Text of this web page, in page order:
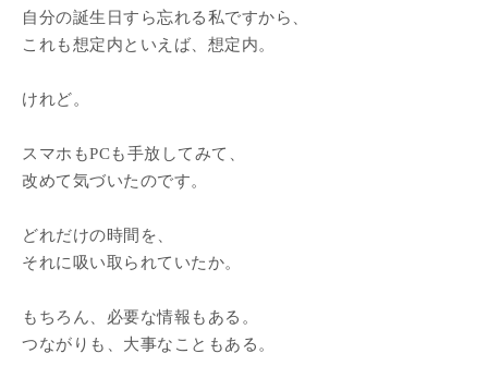
自分の誕生日すら忘れる私ですから、
これも想定内といえば、想定内。
けれど。
スマホもPCも手放してみて、
改めて気づいたのです。
どれだけの時間を、
それに吸い取られていたか。
もちろん、必要な情報もある。
つながりも、大事なこともある。